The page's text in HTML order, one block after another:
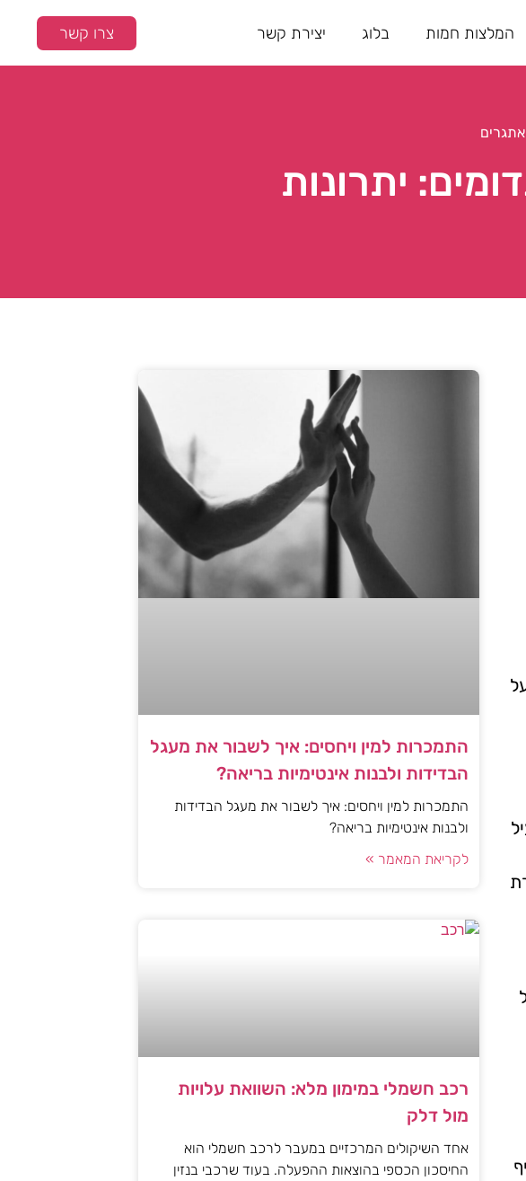
המלצות חמות בלוג יצירת קשר צרו קשר
יתרונות
התמכרות למין ויחסים: איך לשבור את מעגל
הבדידות ולבנות אינטימיות בריאה?
התמכרות למין ויחסים: איך לשבור את מעגל הבדידות
ולבנות אינטימיות בריאה?
לקריאת המאמר »
רכב חשמלי במימון מלא: השוואת עלויות
מול דלק
אחד השיקולים המרכזיים במעבר לרכב חשמלי הוא
החיסכון הכספי בהוצאות ההפעלה. בעוד שרכבי בנזין